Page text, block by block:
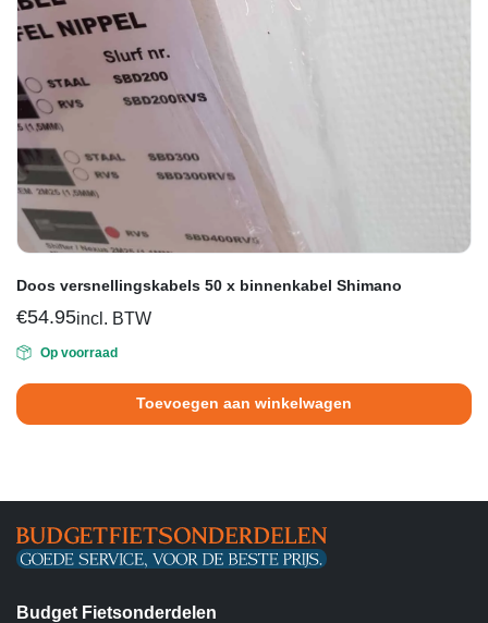
Doos versnellingskabels 50 x binnenkabel Shimano
€54.95incl. BTW
Op voorraad
Toevoegen aan winkelwagen
Budget Fietsonderdelen